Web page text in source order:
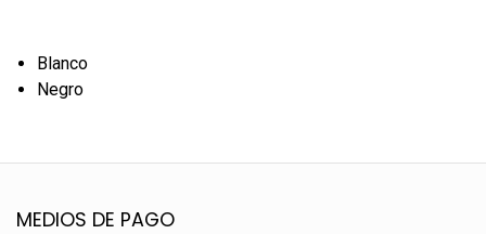
Blanco
Negro
MEDIOS DE PAGO